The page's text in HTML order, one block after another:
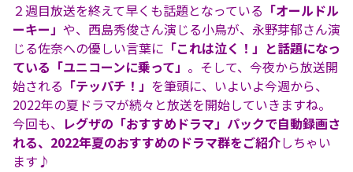
２週目放送を終えて早くも話題となっている 「オールドル
ーキー」 や、西島秀俊さん演じる小鳥が、永野芽郁さん演
じる佐奈への優しい言葉に 「これは泣く！」と話題になっ
ている「ユニコーンに乗って」 。そして、今夜から放送開
始される 「テッパチ！」 を筆頭に、いよいよ今週から、
2022年の夏ドラマが続々と放送を開始していきますね。
今回も、 レグザの「おすすめドラマ」パックで自動録画さ
れる、2022年夏のおすすめのドラマ群をご紹介しちゃい
ます♪